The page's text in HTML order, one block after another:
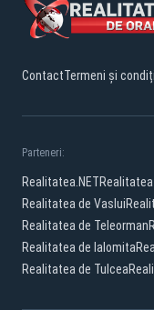
ContactTermeni și
Parteneri:
Realitatea.NET
Realitatea de Vaslui
Realitatea de Teleorman
Realitatea de Ialomita
Realitatea de Tulcea